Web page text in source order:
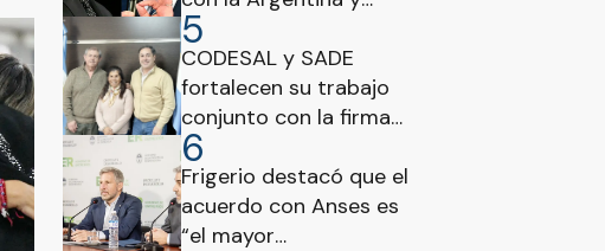
reclama que el
Gobierno de Milei haga
lo mismo
5
CODESAL y SADE
fortalecen su trabajo
conjunto con la firma
de un nuevo convenio
6
Frigerio destacó que el
acuerdo con Anses es
“el mayor